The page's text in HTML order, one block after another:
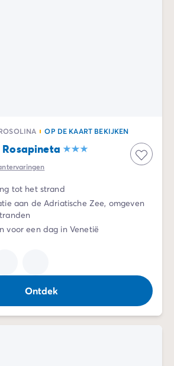
OP DE KAART BEKIJKEN
tot het strand
aan de Adriatische Zee, omgeven
voor een dag in Venetië
Ontdek